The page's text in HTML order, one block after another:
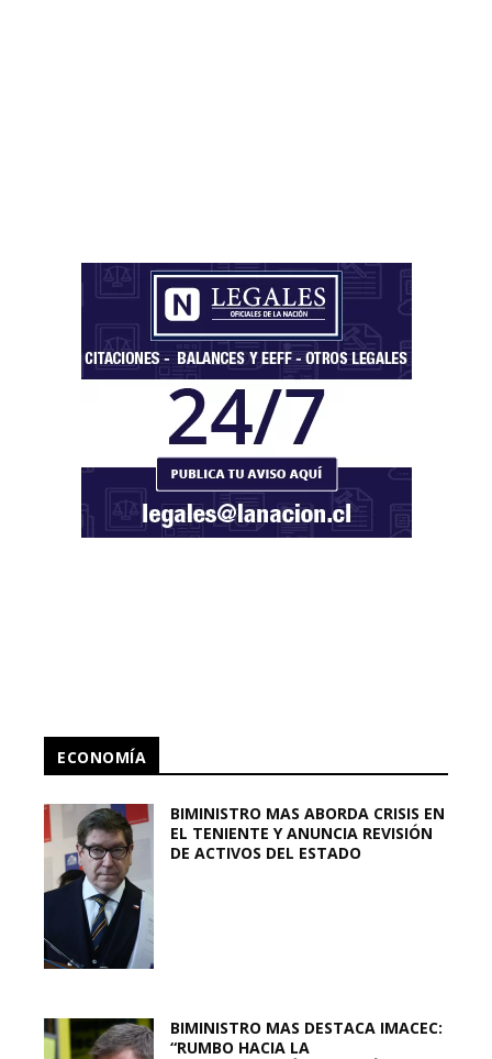
ECONOMÍA
BIMINISTRO MAS ABORDA CRISIS EN
EL TENIENTE Y ANUNCIA REVISIÓN
DE ACTIVOS DEL ESTADO
BIMINISTRO MAS DESTACA IMACEC:
“RUMBO HACIA LA